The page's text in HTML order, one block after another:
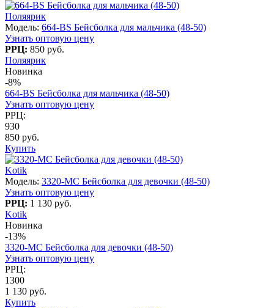
Поляярик
Модель: 664-BS Бейсболка для мальчика (48-50)
Узнать оптовую цену
РРЦ: 850 руб.
Поляярик
Новинка
-8%
664-BS Бейсболка для мальчика (48-50)
Узнать оптовую цену
РРЦ:
930
850 руб.
Купить
Kotik
Модель: 3320-MC Бейсболка для девочки (48-50)
Узнать оптовую цену
РРЦ: 1 130 руб.
Kotik
Новинка
-13%
3320-MC Бейсболка для девочки (48-50)
Узнать оптовую цену
РРЦ:
1300
1 130 руб.
Купить